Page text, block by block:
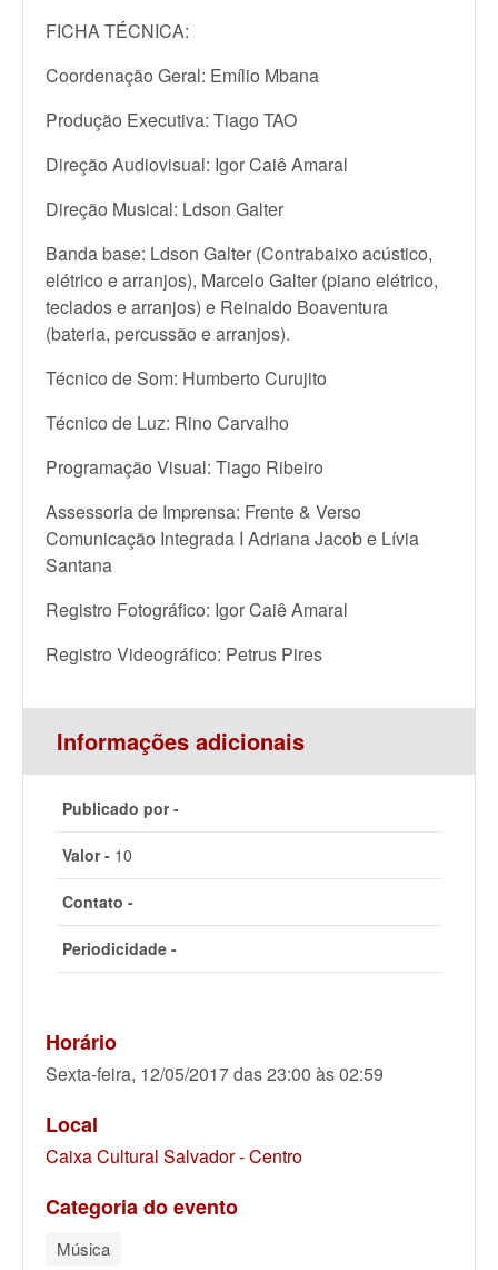
FICHA TÉCNICA:
Coordenação Geral: Emílio Mbana
Produção Executiva: Tiago TAO
Direção Audiovisual: Igor Caiê Amaral
Direção Musical: Ldson Galter
Banda base: Ldson Galter (Contrabaixo acústico,
elétrico e arranjos), Marcelo Galter (piano elétrico,
teclados e arranjos) e Reinaldo Boaventura
(bateria, percussão e arranjos).
Técnico de Som: Humberto Curujito
Técnico de Luz: Rino Carvalho
Programação Visual: Tiago Ribeiro
Assessoria de Imprensa: Frente & Verso
Comunicação Integrada I Adriana Jacob e Lívia
Santana
Registro Fotográfico: Igor Caiê Amaral
Registro Videográfico: Petrus Pires
Informações adicionais
Publicado por -
Valor - 10
Contato -
Periodicidade -
Horário
Sexta-feira, 12/05/2017 das 23:00 às 02:59
Local
Caixa Cultural Salvador - Centro
Categoria do evento
Música